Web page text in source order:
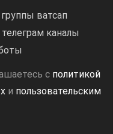
группы ватсап
телеграм каналы
с политикой
и пользовательским